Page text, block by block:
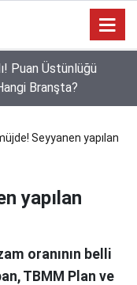
2026-2027 Eğitim
Seyyanen yapılan
yapılan
oranının belli
TBMM Plan ve